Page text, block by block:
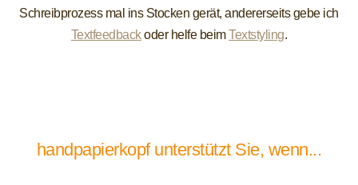
Schreibprozess mal ins Stocken gerät, andererseits gebe ich
Textfeedbackoder helfe beimTextstyling.
handpapierkopf unterstützt Sie, wenn...